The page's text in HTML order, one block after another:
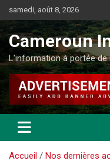
au
contenu
samedi, août 8, 2026
Cameroun
L'information à portée de
Accueil
Nos dernières